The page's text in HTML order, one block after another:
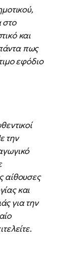
στο
και
πως
εφόδιο
την
αίθουσες
και
για την